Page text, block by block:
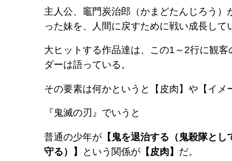
主人公、竈門炭治郎（かまどたんじろう
った妹を、人間に戻すために戦い成長して
大ヒットする作品達は、この1～2行に観
ダーは語っている。
その要素は何かというと【皮肉】や【イメ
『鬼滅の刃』でいうと
普通の少年が 【鬼を退治する（鬼殺隊とし
守る）】
という関係が 【皮肉】 だ。